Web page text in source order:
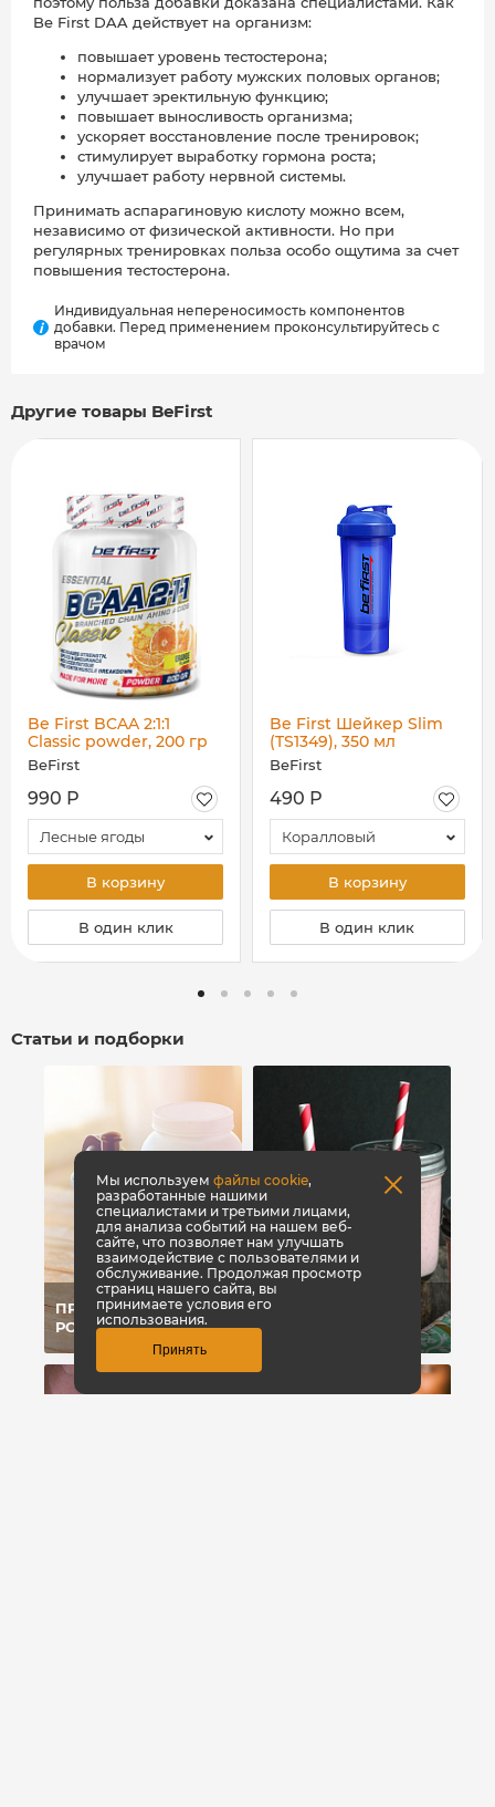
Be First DAA действует на организм:
повышает уровень тестостерона;
нормализует работу мужских половых органов;
улучшает эректильную функцию;
повышает выносливость организма;
ускоряет восстановление после тренировок;
стимулирует выработку гормона роста;
улучшает работу нервной системы.
Принимать аспарагиновую кислоту можно всем,
независимо от физической активности. Но при
регулярных тренировках польза особо ощутима за счет
повышения тестостерона.
i
Индивидуальная непереносимость компонентов
добавки. Перед применением проконсультируйтесь с
врачом
Другие товары BeFirst
Be First BCAA 2:1:1
Classic powder, 200 гр
BeFirst
990 Р
Лесные ягоды
В корзину
В один клик
Be First Шейкер Slim
(TS1349), 350 мл
BeFirst
490 Р
Коралловый
В корзину
В один клик
Статьи и подборки
ПРОТЕИНЫ ДЛЯ
РОСТА МЫШЦ
СЫВОРОТОЧНЫЙ
Мы используемфайлы cookie,
разработанные нашими
специалистами и третьими лицами,
для анализа событий на нашем веб-
сайте, что позволяет нам улучшать
взаимодействие с пользователями и
обслуживание. Продолжая просмотр
страниц нашего сайта, вы
принимаете условия его
использования.
Принять